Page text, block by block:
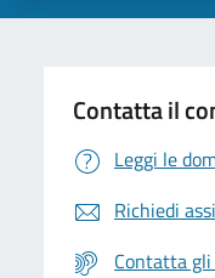
Contatta il
Leggi le
Richiedi
Contatta